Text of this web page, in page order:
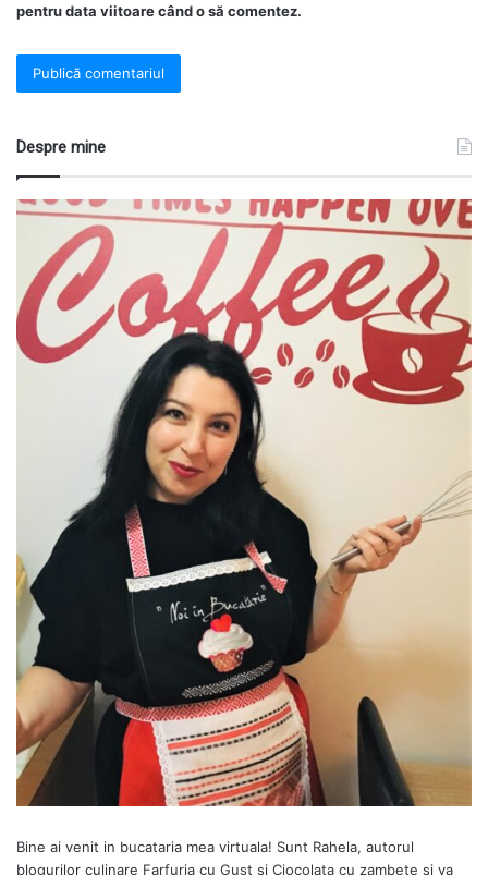
pentru data viitoare când o să comentez.
Despre mine
Bine ai venit in bucataria mea virtuala! Sunt Rahela, autorul
blogurilor culinare Farfuria cu Gust si Ciocolata cu zambete si va